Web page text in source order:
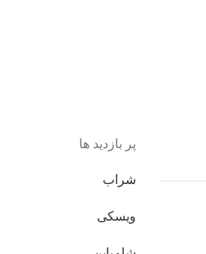
پر بازدید ها
شراب
ویسکی